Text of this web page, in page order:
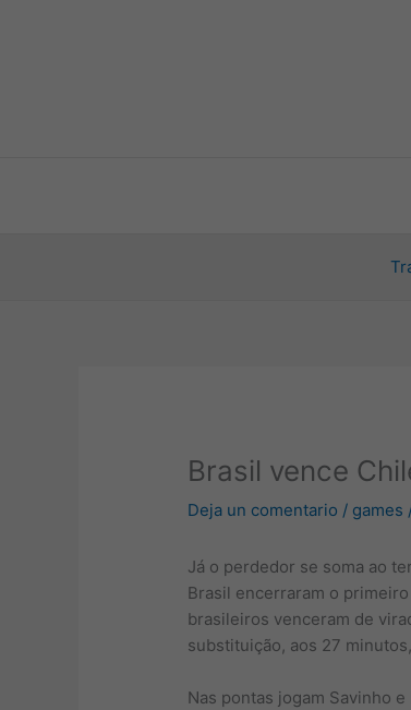
Brasil vence
Deja un comentario / games
Já o perdedor se soma ao
Brasil encerraram o
brasileiros venceram de
substituição, aos 27
Nas pontas jogam Savinho